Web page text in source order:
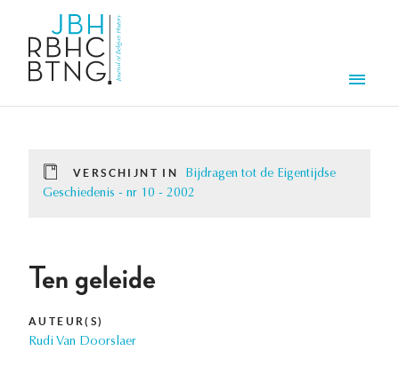
VERSCHIJNT IN
Bijdragen tot de Eigentijdse
Geschiedenis - nr 10 - 2002
Ten geleide
AUTEUR(S)
Rudi Van Doorslaer